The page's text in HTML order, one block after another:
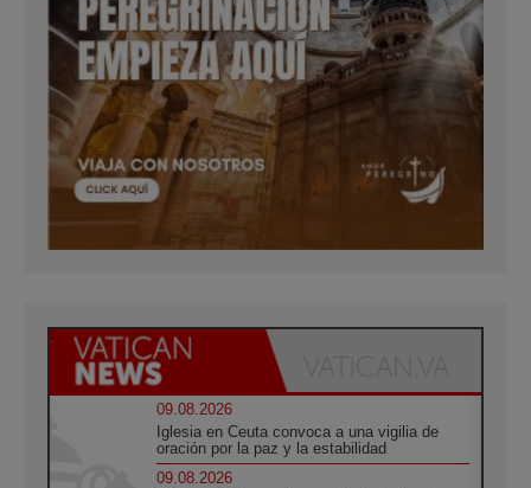
09.08.2026
Iglesia en Ceuta convoca a una vigilia de
oración por la paz y la estabilidad
09.08.2026